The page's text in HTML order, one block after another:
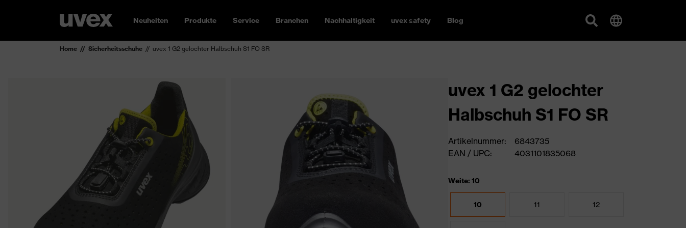
Neuheiten Produkte Service Branchen Nachhaltigkeit uvex safety Blog
Home Sicherheitsschuhe uvex 1 G2 gelochter Halbschuh S1 FO SR
uvex 1 G2 gelochter
Halbschuh S1 FO SR
Artikelnummer:
6843735
EAN / UPC:
4031101835068
Weite: 10
10 11 12